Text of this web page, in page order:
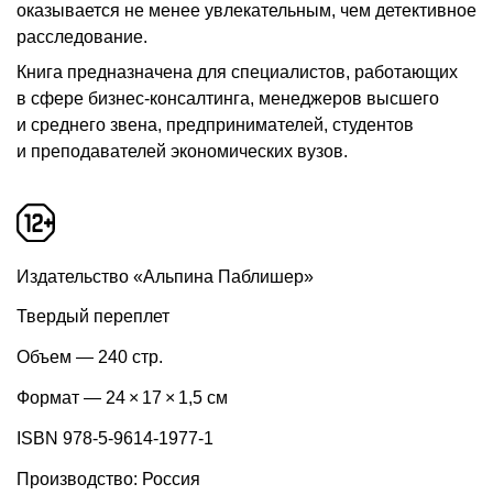
оказывается не менее увлекательным, чем детективное
расследование.
Книга предназначена для специалистов, работающих
в сфере бизнес-консалтинга, менеджеров высшего
и среднего звена, предпринимателей, студентов
и преподавателей экономических вузов.
Издательство «Альпина Паблишер»
Твердый переплет
Объем — 240 стр.
Формат — 24 × 17 × 1,5 см
ISBN 978-5-9614-1977-1
Производство: Россия